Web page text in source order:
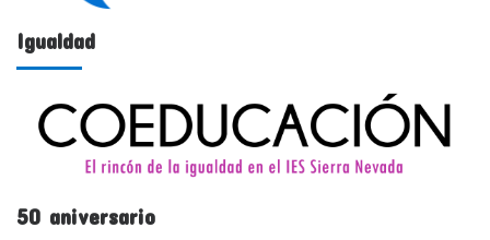
Igualdad
50 aniversario